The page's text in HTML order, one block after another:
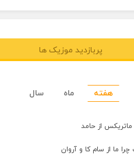
پربازدید موزیک ها
هفته ماه سال
ماتریکس از حامد
چرا ما از سام کا و آروان